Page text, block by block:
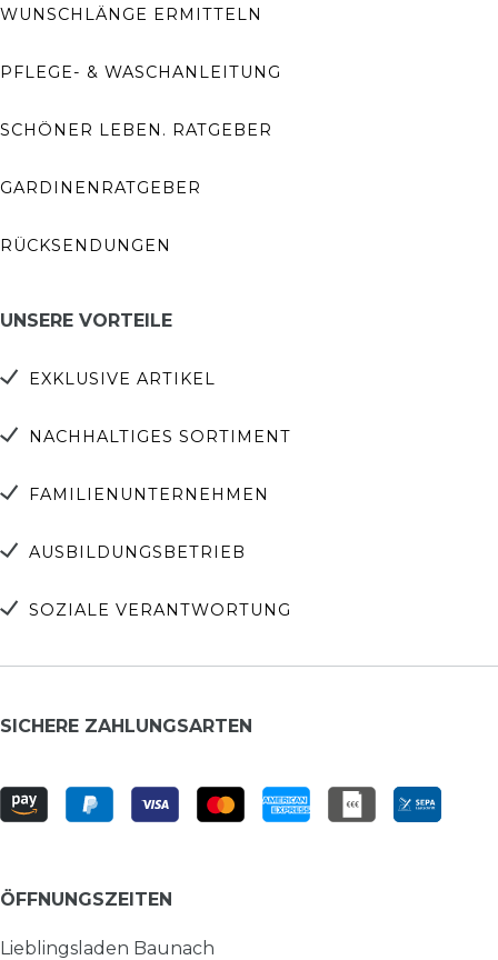
WUNSCHLÄNGE ERMITTELN
PFLEGE- & WASCHANLEITUNG
SCHÖNER LEBEN. RATGEBER
GARDINENRATGEBER
RÜCKSENDUNGEN
UNSERE VORTEILE
EXKLUSIVE ARTIKEL
NACHHALTIGES SORTIMENT
FAMILIENUNTERNEHMEN
AUSBILDUNGSBETRIEB
SOZIALE VERANTWORTUNG
SICHERE ZAHLUNGSARTEN
ÖFFNUNGSZEITEN
Lieblingsladen Baunach